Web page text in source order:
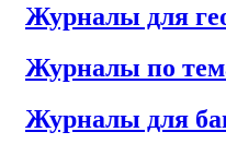
Журналы для
Журналы по
Журналы для